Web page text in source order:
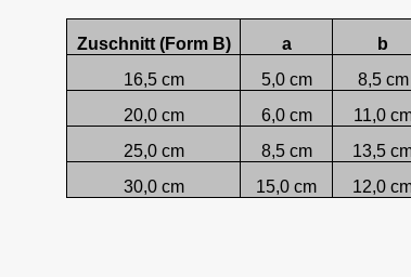
Zuschnitt (Form B) a b
16,5 cm
5,0 cm 8,5 cm
20,0 cm
6,0 cm 11,0
25,0 cm
8,5 cm 13,5
30,0 cm
15,0 cm 12,0